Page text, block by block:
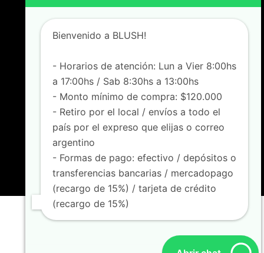
Lunes a Viernes de 8:00 a 17hs
Sábados de 8:30 a 13hs
FAQ
Locales
Como comprar
SEGUINOS
blush.oficial
@blush.indumentaria
Bienvenido a BLUSH!
- Horarios de atención: Lun a Vier 8:00hs
a 17:00hs / Sab 8:30hs a 13:00hs
- Monto mínimo de compra: $120.000
- Retiro por el local / envíos a todo el
país por el expreso que elijas o correo
argentino
- Formas de pago: efectivo / depósitos o
transferencias bancarias / mercadopago
(recargo de 15%) / tarjeta de crédito
(recargo de 15%)